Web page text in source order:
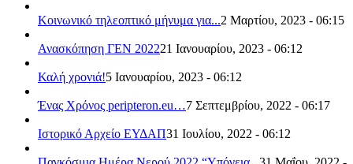
Κοινωνικό τηλεοπτικό μήνυμα για...2 Μαρτίου, 2023 - 06:15
Ανασκόπηση ΓΕΝ 202221 Ιανουαρίου, 2023 - 06:12
Καλή χρονιά!5 Ιανουαρίου, 2023 - 06:12
Ένας Χρόνος peripteron.eu…7 Σεπτεμβρίου, 2022 - 06:17
Ιστορικό Αρχείο ΕΥΔΑΠ31 Ιουλίου, 2022 - 06:12